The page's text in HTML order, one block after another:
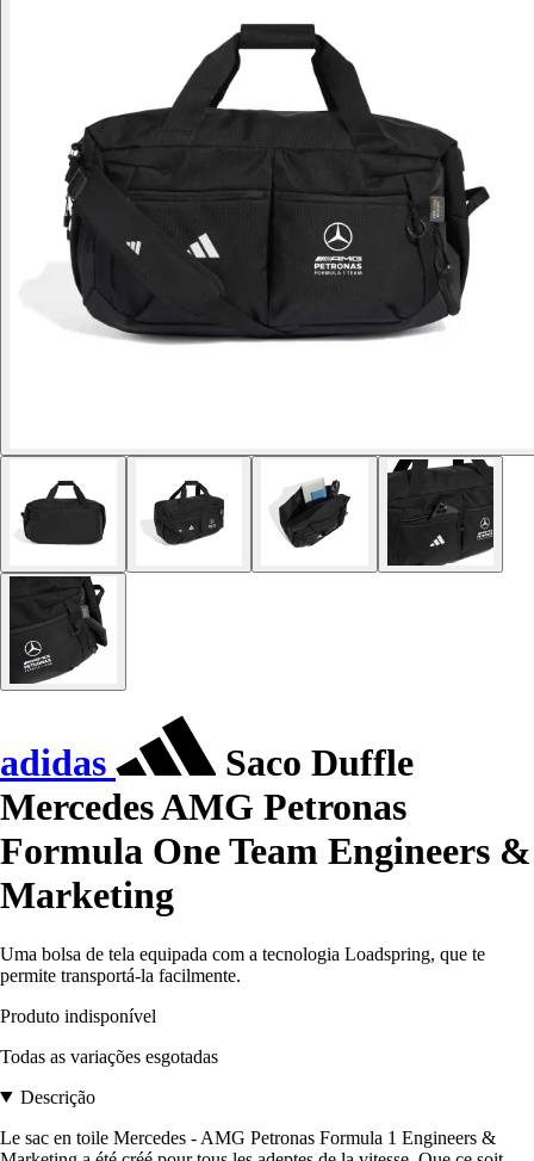
adidas
Saco Duffle
Mercedes AMG Petronas
Formula One Team Engineers &
Marketing
Uma bolsa de tela equipada com a tecnologia Loadspring, que te
permite transportá-la facilmente.
Produto indisponível
Todas as variações esgotadas
Descrição
Le sac en toile Mercedes - AMG Petronas Formula 1 Engineers &